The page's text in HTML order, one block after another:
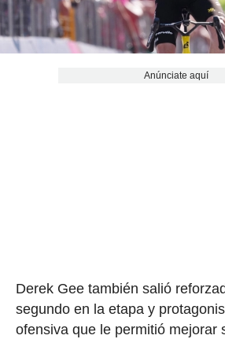
Anúnciate aquí
Derek Gee también salió
segundo en la etapa y
ofensiva que le permitió mejorar